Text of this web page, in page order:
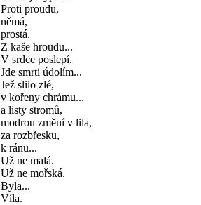
Proti proudu,
němá,
prostá.
Z kaše hroudu...
V srdce poslepí.
Jde smrti údolím...
Jež slilo zlé,
v kořeny chrámu...
a listy stromů,
modrou změní v lila,
za rozbřesku,
k ránu...
Už ne malá.
Už ne mořská.
Byla...
Víla.